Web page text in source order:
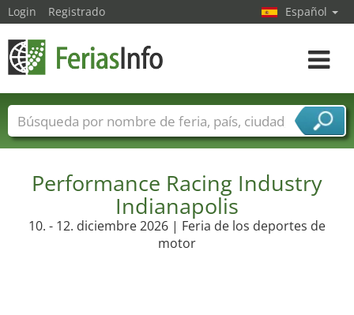
Performance Racing Industry
Indianapolis
10. - 12. diciembre 2026 | Feria de los deportes de
motor
Login Registrado Español
toggle
Nombres de ferias Países
Ciudades
Sectores de proveedor de servicios